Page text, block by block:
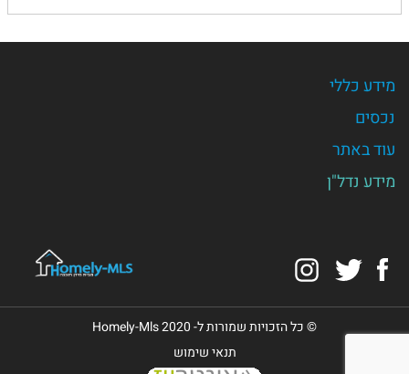
מידע כללי
נכסים
עוד באתר
מידע נדל"ן
Facebook
Twitter
© כל הזכויות שמורות ל- Homely-Mls 2020
תנאי שימוש